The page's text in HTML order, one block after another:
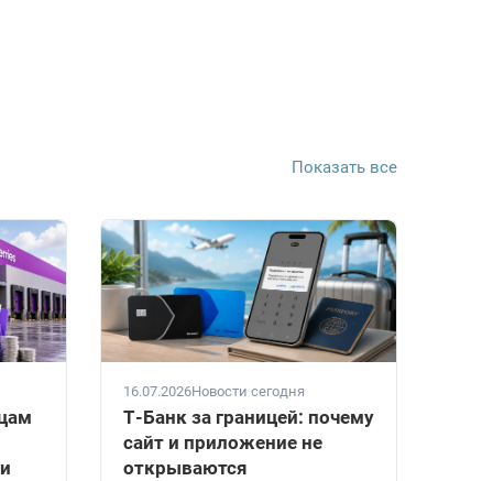
Показать все
16.07.2026Новости сегодня
Т-Банк за границей: почему
сайт и приложение не
открываются